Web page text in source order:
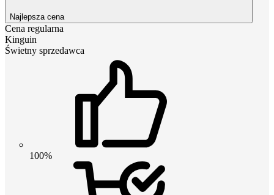
Najlepsza cena
Cena regularna
Kinguin
Świetny sprzedawca
100%